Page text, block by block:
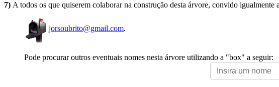
7) A todos os que quiserem colaborar na construção desta árvore, convido
jorsoubrito@gmail.com.
Pode procurar outros eventuais nomes nesta árvore utilizando a "box" a seguir: